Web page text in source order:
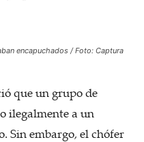
encapuchados / Foto: Captura
que un grupo de
ilegalmente a un
Sin embargo, el chófer